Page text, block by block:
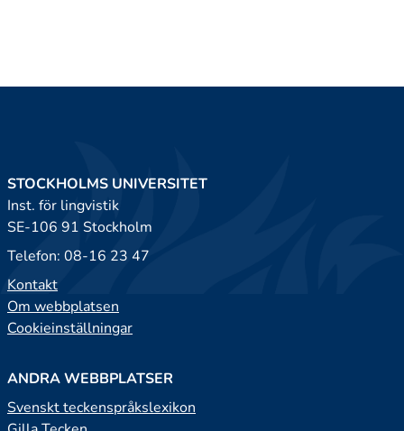
STOCKHOLMS UNIVERSITET
Inst. för lingvistik
SE-106 91 Stockholm
Telefon: 08-16 23 47
Kontakt
Om webbplatsen
Cookieinställningar
ANDRA WEBBPLATSER
Svenskt teckenspråkslexikon